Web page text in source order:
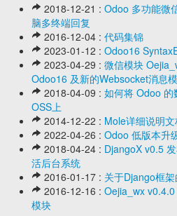
2018-12-21 : Odoo 多功能微
脑多终端回复
2016-12-04 : 代码集锦
2023-01-12 : Odoo16
2023-04-29 : 微信模块
Odoo16 及新的Websocket消息
2018-04-09 : 如何将 Odoo 的
OSS上
2014-12-22 : Mole详细说明文
2022-04-26 : Odoo 低版本升
2018-04-24 : DjangoX v0.5
活后台系统
2016-01-17 : 关于Django框
2016-12-16 : Oejia_wx
模块